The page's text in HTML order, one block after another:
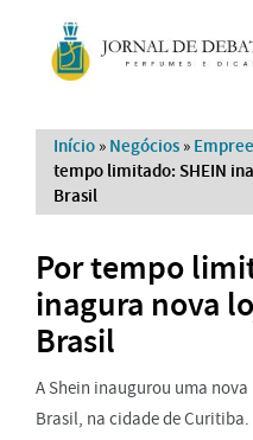
Início » Negócios »
tempo limitado: SHEIN
Brasil
Por tempo
inagura nova
Brasil
A Shein inaugurou uma
Brasil, na cidade de